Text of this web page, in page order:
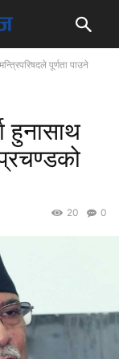
पूर्णता पाउने
हुनासाथ
0
20